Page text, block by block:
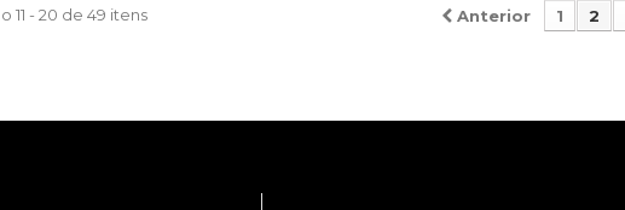
Anterior 1 2
11 - 20 de 49 itens